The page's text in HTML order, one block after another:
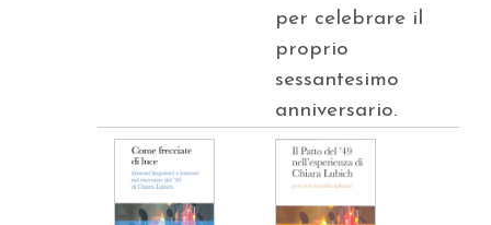
per celebrare il
proprio
sessantesimo
anniversario.